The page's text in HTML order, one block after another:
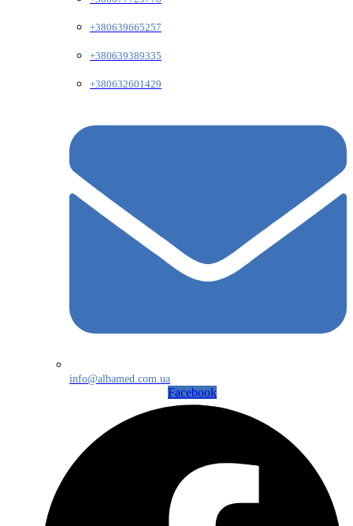
+380639665257
+380639389335
+380632601429
info@albamed.com.ua
Facebook